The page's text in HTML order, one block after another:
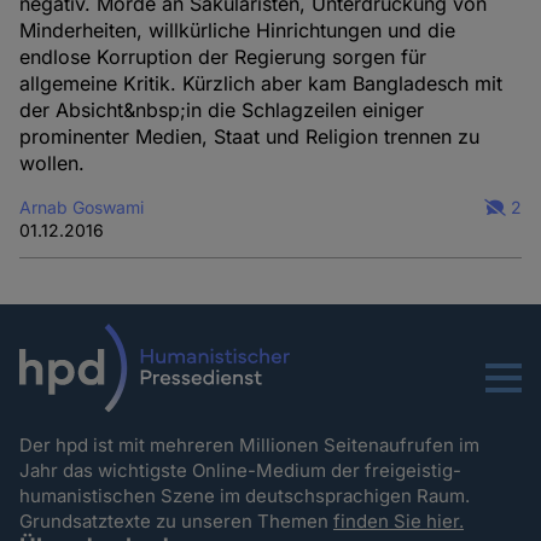
Minderheiten, willkürliche Hinrichtungen und die
endlose Korruption der Regierung sorgen für
allgemeine Kritik. Kürzlich aber kam Bangladesch mit
der Absicht&nbsp;in die Schlagzeilen einiger
prominenter Medien, Staat und Religion trennen zu
wollen.
Arnab Goswami
01.12.2016
2
Menu
Der hpd ist mit mehreren Millionen Seitenaufrufen im
Jahr das wichtigste Online-Medium der freigeistig-
humanistischen Szene im deutschsprachigen Raum.
Grundsatztexte zu unseren Themenfinden Sie hier.